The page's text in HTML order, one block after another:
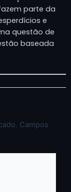
parte da
e
questão de
baseada
Campos